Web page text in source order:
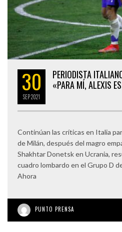
30
SEP2021
PERIODISTA
«PARA MÍ, ALEXIS
Continúan las críticas en Italia
de Milán, después del magro
Shakhtar Donetsk en Ucrania,
cuadro lombardo en el Grupo D
Ahora
PUNTO PRENSA